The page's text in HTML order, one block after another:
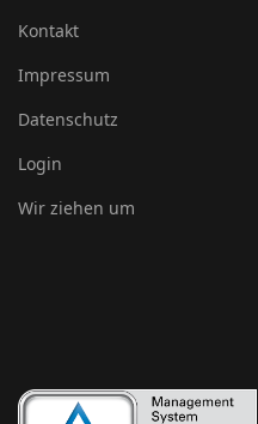
Kontakt
Impressum
Datenschutz
Login
Wir ziehen um